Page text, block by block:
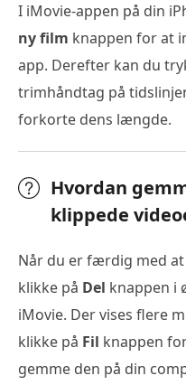
I iMovie-appen på din
ny film knappen for at
app. Derefter kan du
trimhåndtag på
forkorte dens længde.
Hvordan
klippede
Når du er færdig med
klikke på Del knappen i
iMovie. Der vises flere
klikke på Fil knappen
gemme den på din